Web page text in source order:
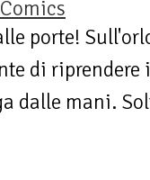
porte!
di
dalle mani.